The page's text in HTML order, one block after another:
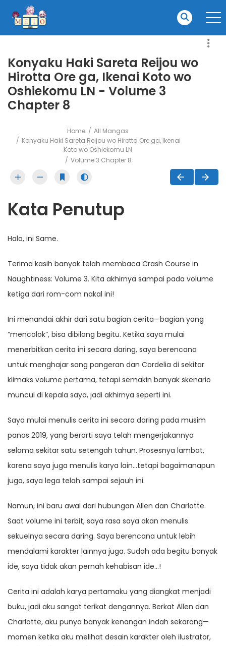
Konyaku Haki Sareta Reijou wo
Hirotta Ore ga, Ikenai Koto wo
Oshiekomu LN - Volume 3
Chapter 8
Home
All Mangas
Konyaku Haki Sareta Reijou wo Hirotta Ore ga, Ikenai
Koto wo Oshiekomu LN
Volume 3 Chapter 8
Kata Penutup
Halo, ini Same.
Terima kasih banyak telah membaca Crash Course in
Naughtiness: Volume 3. Kita akhirnya sampai pada volume
ketiga dari rom-com nakal ini!
Ini menandai akhir dari satu bagian cerita—bagian yang
“mencolok”, bisa dibilang begitu. Ketika saya mulai
menerbitkan cerita ini secara daring, saya berencana
untuk menghajar sang pangeran dan Cordelia di sekitar
klimaks volume pertama, tetapi semakin banyak skenario
muncul di kepala saya, jadi akhirnya seperti ini.
Saya mulai menulis cerita ini secara daring pada musim
panas 2019, yang berarti saya telah mengerjakannya
selama sekitar satu setengah tahun. Prosesnya lambat,
karena saya juga menulis karya lain…tetapi bagaimanapun
juga, saya lega telah sampai sejauh ini.
Namun, ini baru awal dari hubungan Allen dan Charlotte.
Saat volume ini terbit, saya rasa saya akan menulis
sekuelnya secara daring. Saya berencana untuk lebih
mendalami karakter lainnya juga. Sudah ada begitu banyak
ide, saya tidak akan pernah kehabisan ide…!
Cerita ini adalah karya pertamaku yang diangkat menjadi
buku, jadi aku sangat terikat dengannya. Berkat Allen dan
Charlotte, aku punya banyak kenangan indah sekarang—
momen ketika aku melihat desain karakter oleh ilustrator,